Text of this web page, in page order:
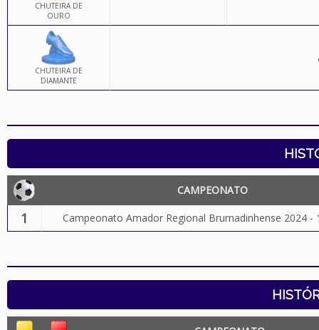
CHUTEIRA DE
OURO
CHUTEIRA DE
DIAMANTE
CAMPEONATO
1 Campeonato Amador Regional Brumadinhense 2024 -